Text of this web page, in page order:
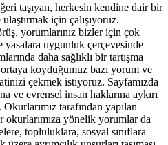
taşıyan, herkesin kendine dair bir
için çalışıyoruz.
yorumlarınız bizler için çok
yasalara uygunluk çerçevesinde
daha sağlıklı bir tartışma
koyduğumuz bazı yorum ve
çekmek istiyoruz. Sayfamızda
ve evrensel insan haklarına aykırı
tarafından yapılan
yönelik yorumlar da
topluluklara, sosyal sınıflara